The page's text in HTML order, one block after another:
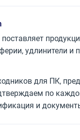
удлинители
для ПК,
по
и